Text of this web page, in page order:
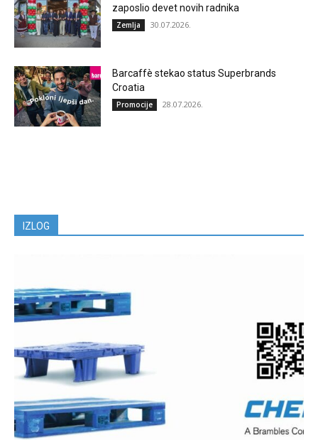
zaposlio devet novih radnika
Zemlja 30.07.2026.
Barcaffè stekao status Superbrands
Croatia
Promocije 28.07.2026.
IZLOG